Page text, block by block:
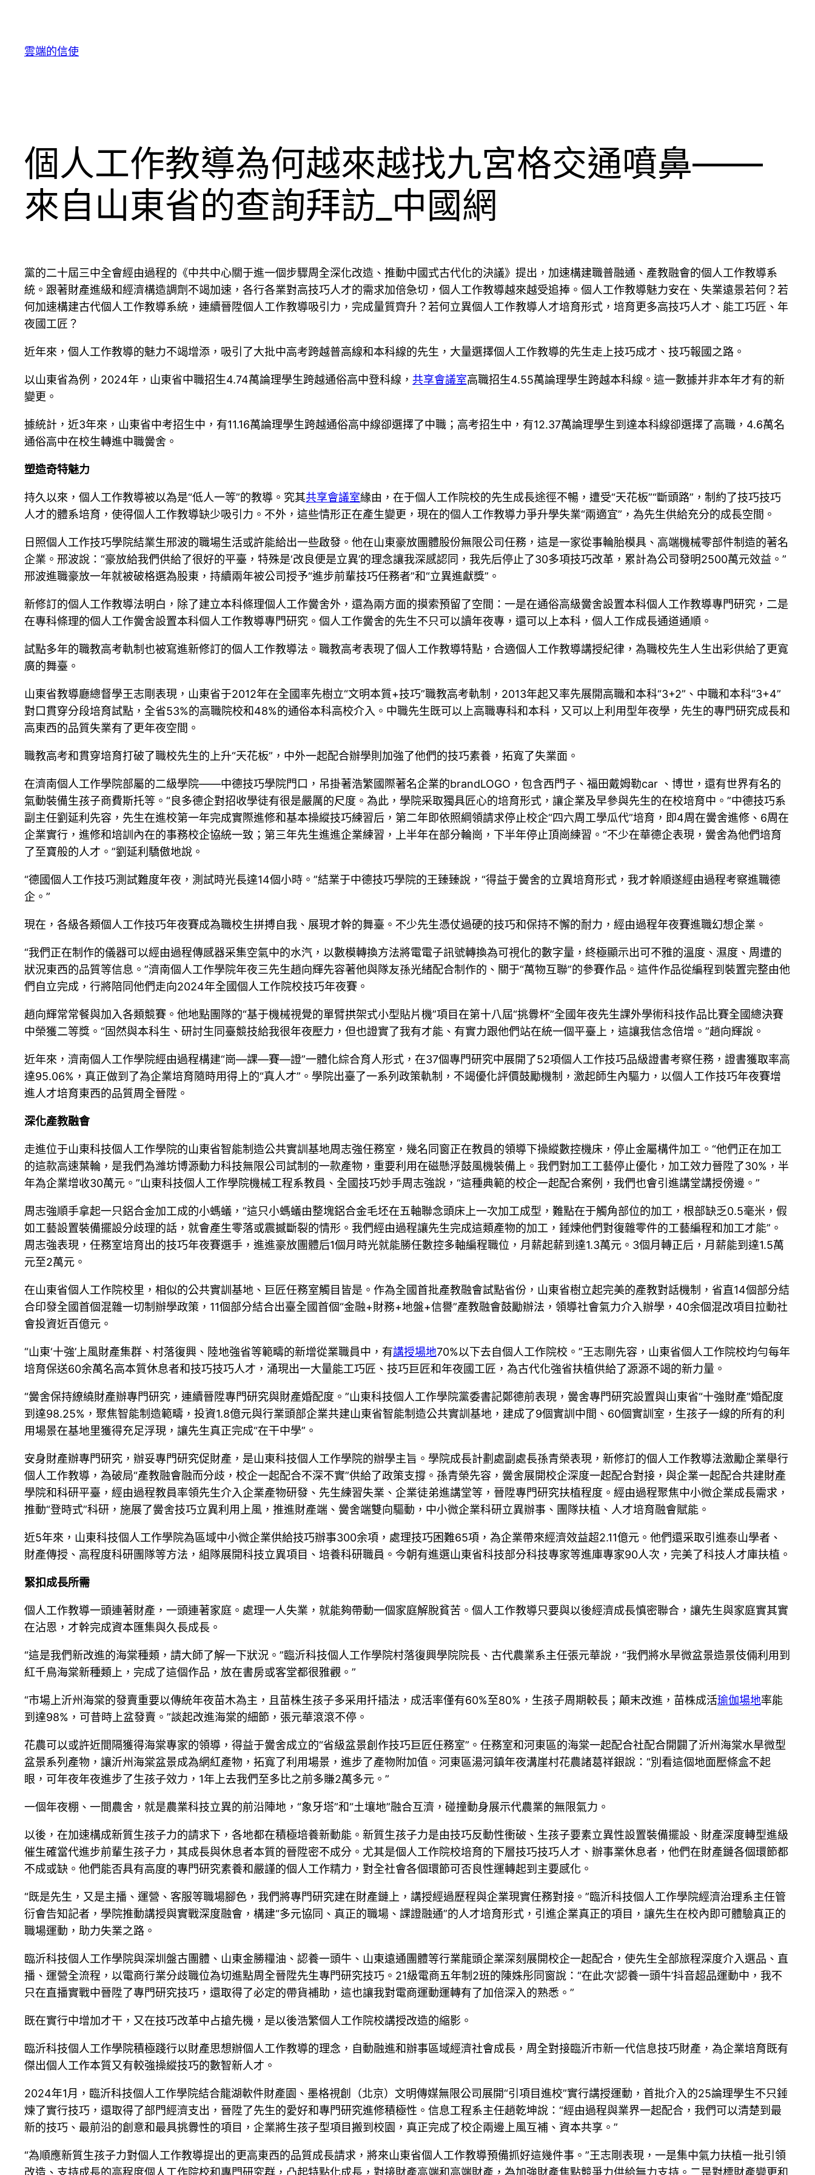
雲端的信使
個人工作教導為何越來越找九宮格交通噴鼻——
來自山東省的查詢拜訪_中國網
黨的二十屆三中全會經由過程的《中共中心關于進一個步驟周全深化改造、推動中國式古代化的決議》提出，加速構建職普融通、產教融會的個人工作教導系
統。跟著財產進級和經濟構造調劑不竭加速，各行各業對高技巧人才的需求加倍急切，個人工作教導越來越受追捧。個人工作教導魅力安在、失業遠景若何？若
何加速構建古代個人工作教導系統，連續晉陞個人工作教導吸引力，完成量質齊升？若何立異個人工作教導人才培育形式，培育更多高技巧人才、能工巧匠、年
夜國工匠？
近年來，個人工作教導的魅力不竭增添，吸引了大批中高考跨越普高線和本科線的先生，大量選擇個人工作教導的先生走上技巧成才、技巧報國之路。
以山東省為例，2024年，山東省中職招生4.74萬論理學生跨越通俗高中登科線， 共享會議室高職招生4.55萬論理學生跨越本科線。這一數據并非本年才有的新
變更。
據統計，近3年來，山東省中考招生中，有11.16萬論理學生跨越通俗高中線卻選擇了中職；高考招生中，有12.37萬論理學生到達本科線卻選擇了高職，4.6萬名
通俗高中在校生轉進中職黌舍。
塑造奇特魅力
持久以來，個人工作教導被以為是“低人一等”的教導。究其共享會議室緣由，在于個人工作院校的先生成長途徑不暢，遭受“天花板”“斷頭路”，制約了技巧技巧
人才的體系培育，使得個人工作教導缺少吸引力。不外，這些情形正在產生變更，現在的個人工作教導力爭升學失業“兩適宜”，為先生供給充分的成長空間。
日照個人工作技巧學院結業生邢波的職場生活或許能給出一些啟發。他在山東豪放團體股份無限公司任務，這是一家從事輪胎模具、高端機械零部件制造的著名
企業。邢波說：“豪放給我們供給了很好的平臺，特殊是‘改良便是立異’的理念讓我深感認同，我先后停止了30多項技巧改革，累計為公司發明2500萬元效益。”
邢波進職豪放一年就被破格選為股東，持續兩年被公司授予“進步前輩技巧任務者”和“立異進獻獎”。
新修訂的個人工作教導法明白，除了建立本科條理個人工作黌舍外，還為兩方面的摸索預留了空間：一是在通俗高級黌舍設置本科個人工作教導專門研究，二是
在專科條理的個人工作黌舍設置本科個人工作教導專門研究。個人工作黌舍的先生不只可以讀年夜專，還可以上本科，個人工作成長通道通順。
試點多年的職教高考軌制也被寫進新修訂的個人工作教導法。職教高考表現了個人工作教導特點，合適個人工作教導講授紀律，為職校先生人生出彩供給了更寬
廣的舞臺。
山東省教導廳總督學王志剛表現，山東省于2012年在全國率先樹立“文明本質+技巧”職教高考軌制，2013年起又率先展開高職和本科“3+2”、中職和本科“3+4”
對口貫穿分段培育試點，全省53%的高職院校和48%的通俗本科高校介入。中職先生既可以上高職專科和本科，又可以上利用型年夜學，先生的專門研究成長和
高東西的品質失業有了更年夜空間。
職教高考和貫穿培育打破了職校先生的上升“天花板”，中外一起配合辦學則加強了他們的技巧素養，拓寬了失業面。
在濟南個人工作學院部屬的二級學院——中德技巧學院門口，吊掛著浩繁國際著名企業的brandLOGO，包含西門子、福田戴姆勒car 、博世，還有世界有名的
氣動裝備生孩子商費斯托等。“良多德企對招收學徒有很是嚴厲的尺度。為此，學院采取獨具匠心的培育形式，讓企業及早參與先生的在校培育中。”中德技巧系
副主任劉延利先容，先生在進校第一年完成實際進修和基本操縱技巧練習后，第二年即依照綱領請求停止校企“四六周工學瓜代”培育，即4周在黌舍進修、6周在
企業實行，進修和培訓內在的事務校企協統一致；第三年先生進進企業練習，上半年在部分輪崗，下半年停止頂崗練習。“不少在華德企表現，黌舍為他們培育
了至寶般的人才。”劉延利驕傲地說。
“德國個人工作技巧測試難度年夜，測試時光長達14個小時。”結業于中德技巧學院的王臻臻說，“得益于黌舍的立異培育形式，我才幹順遂經由過程考察進職德
企。”
現在，各級各類個人工作技巧年夜賽成為職校生拼搏自我、展現才幹的舞臺。不少先生憑仗過硬的技巧和保持不懈的耐力，經由過程年夜賽進職幻想企業。
“我們正在制作的儀器可以經由過程傳感器采集空氣中的水汽，以數模轉換方法將電電子訊號轉換為可視化的數字量，終極顯示出可不雅的溫度、濕度、周遭的
狀況東西的品質等信息。”濟南個人工作學院年夜三先生趙向輝先容著他與隊友孫光緒配合制作的、關于“萬物互聯”的參賽作品。這件作品從編程到裝置完整由他
們自立完成，行將陪同他們走向2024年全國個人工作院校技巧年夜賽。
趙向輝常常餐與加入各類競賽。他地點團隊的“基于機械視覺的單臂拱架式小型貼片機”項目在第十八屆“挑釁杯”全國年夜先生課外學術科技作品比賽全國總決賽
中榮獲二等獎。“固然與本科生、研討生同臺競技給我很年夜壓力，但也證實了我有才能、有實力跟他們站在統一個平臺上，這讓我信念倍增。”趙向輝說。
近年來，濟南個人工作學院經由過程構建“崗—課—賽—證”一體化綜合育人形式，在37個專門研究中展開了52項個人工作技巧品級證書考察任務，證書獲取率高
達95.06%，真正做到了為企業培育隨時用得上的“真人才”。學院出臺了一系列政策軌制，不竭優化評價鼓勵機制，激起師生內驅力，以個人工作技巧年夜賽增
進人才培育東西的品質周全晉陞。
深化產教融會
走進位于山東科技個人工作學院的山東省智能制造公共實訓基地周志強任務室，幾名同窗正在教員的領導下操縱數控機床，停止金屬構件加工。“他們正在加工
的這款高速葉輪，是我們為濰坊博源動力科技無限公司試制的一款產物，重要利用在磁懸浮鼓風機裝備上。我們對加工工藝停止優化，加工效力晉陞了30%，半
年為企業增收30萬元。”山東科技個人工作學院機械工程系教員、全國技巧妙手周志強說，“這種典範的校企一起配合案例，我們也會引進講堂講授傍邊。”
周志強順手拿起一只鋁合金加工成的小螞蟻，“這只小螞蟻由整塊鋁合金毛坯在五軸聯念頭床上一次加工成型，難點在于觸角部位的加工，根部缺乏0.5毫米，假
如工藝設置裝備擺設分歧理的話，就會產生零落或震撼斷裂的情形。我們經由過程讓先生完成這類產物的加工，錘煉他們對復雜零件的工藝編程和加工才能”。
周志強表現，任務室培育出的技巧年夜賽選手，進進豪放團體后1個月時光就能勝任數控多軸編程職位，月薪起薪到達1.3萬元。3個月轉正后，月薪能到達1.5萬
元至2萬元。
在山東省個人工作院校里，相似的公共實訓基地、巨匠任務室觸目皆是。作為全國首批產教融會試點省份，山東省樹立起完美的產教對話機制，省直14個部分結
合印發全國首個混雜一切制辦學政策，11個部分結合出臺全國首個“金融+財務+地盤+信譽”產教融會鼓勵辦法，領導社會氣力介入辦學，40余個混改項目拉動社
會投資近百億元。
“山東‘十強’上風財產集群、村落復興、陸地強省等範疇的新增從業職員中，有講授場地70%以下去自個人工作院校。”王志剛先容，山東省個人工作院校均勻每年
培育保送60余萬名高本質休息者和技巧技巧人才，涌現出一大量能工巧匠、技巧巨匠和年夜國工匠，為古代化強省扶植供給了源源不竭的新力量。
“黌舍保持繚繞財產辦專門研究，連續晉陞專門研究與財產婚配度。”山東科技個人工作學院黨委書記鄭德前表現，黌舍專門研究設置與山東省“十強財產”婚配度
到達98.25%，聚焦智能制造範疇，投資1.8億元與行業頭部企業共建山東省智能制造公共實訓基地，建成了9個實訓中間、60個實訓室，生孩子一線的所有的利
用場景在基地里獲得充足浮現，讓先生真正完成“在干中學”。
安身財產辦專門研究，辦妥專門研究促財產，是山東科技個人工作學院的辦學主旨。學院成長計劃處副處長孫青榮表現，新修訂的個人工作教導法激勵企業舉行
個人工作教導，為破局“產教融會融而分歧，校企一起配合不深不實”供給了政策支撐。孫青榮先容，黌舍展開校企深度一起配合對接，與企業一起配合共建財產
學院和科研平臺，經由過程教員率領先生介入企業產物研發、先生練習失業、企業徒弟進講堂等，晉陞專門研究扶植程度。經由過程聚焦中小微企業成長需求，
推動“登時式”科研，施展了黌舍技巧立異利用上風，推進財產端、黌舍端雙向驅動，中小微企業科研立異辦事、團隊扶植、人才培育融會賦能。
近5年來，山東科技個人工作學院為區域中小微企業供給技巧辦事300余項，處理技巧困難65項，為企業帶來經濟效益超2.11億元。他們還采取引進泰山學者、
財產傳授、高程度科研團隊等方法，組隊展開科技立異項目、培養科研職員。今朝有進選山東省科技部分科技專家等進庫專家90人次，完美了科技人才庫扶植。
緊扣成長所需
個人工作教導一頭連著財產，一頭連著家庭。處理一人失業，就能夠帶動一個家庭解脫貧苦。個人工作教導只要與以後經濟成長慎密聯合，讓先生與家庭實其實
在沾恩，才幹完成資本匯集與久長成長。
“這是我們新改進的海棠種類，請大師了解一下狀況。”臨沂科技個人工作學院村落復興學院院長、古代農業系主任張元華說，“我們將水旱微盆景造景伎倆利用到
紅千鳥海棠新種類上，完成了這個作品，放在書房或客堂都很雅觀。”
“市場上沂州海棠的發賣重要以傳統年夜苗木為主，且苗株生孩子多采用扦插法，成活率僅有60%至80%，生孩子周期較長；顛末改進，苗株成活瑜伽場地率能
到達98%，可昔時上盆發賣。”談起改進海棠的細節，張元華滾滾不停。
花農可以或許近間隔獲得海棠專家的領導，得益于黌舍成立的“省級盆景創作技巧巨匠任務室”。任務室和河東區的海棠一起配合社配合開闢了沂州海棠水旱微型
盆景系列產物，讓沂州海棠盆景成為網紅產物，拓寬了利用場景，進步了產物附加值。河東區湯河鎮年夜溝崖村花農諸葛祥銀說：“別看這個地面壓條盒不起
眼，可年夜年夜進步了生孩子效力，1年上去我們至多比之前多賺2萬多元。”
一個年夜棚、一間農舍，就是農業科技立異的前沿陣地，“象牙塔”和“土壤地”融合互濟，碰撞動身展示代農業的無限氣力。
以後，在加速構成新質生孩子力的請求下，各地都在積極培養新動能。新質生孩子力是由技巧反動性衝破、生孩子要素立異性設置裝備擺設、財產深度轉型進級
催生確當代進步前輩生孩子力，其成長與休息者本質的晉陞密不成分。尤其是個人工作院校培育的下層技巧技巧人才、辦事業休息者，他們在財產鏈各個環節都
不成或缺。他們能否具有高度的專門研究素養和嚴謹的個人工作精力，對全社會各個環節可否良性運轉起到主要感化。
“既是先生，又是主播、運營、客服等職場腳色，我們將專門研究建在財產鏈上，講授經過歷程與企業現實任務對接。”臨沂科技個人工作學院經濟治理系主任管
衍會告知記者，學院推動講授與實戰深度融會，構建“多元協同、真正的職場、課證融通”的人才培育形式，引進企業真正的項目，讓先生在校內即可體驗真正的
職場運動，助力失業之路。
臨沂科技個人工作學院與深圳盤古團體、山東金勝糧油、認養一頭牛、山東遠通團體等行業龍頭企業深刻展開校企一起配合，使先生全部旅程深度介入選品、直
播、運營全流程，以電商行業分歧職位為切進點周全晉陞先生專門研究技巧。21級電商五年制2班的陳姝彤同窗說：“在此次‘認養一頭牛’抖音超品運動中，我不
只在直播實戰中晉陞了專門研究技巧，還取得了必定的帶貨補助，這也讓我對電商運動運轉有了加倍深入的熟悉。”
既在實行中增加才干，又在技巧改革中占搶先機，是以後浩繁個人工作院校講授改造的縮影。
臨沂科技個人工作學院積極踐行以財產思想辦個人工作教導的理念，自動融進和辦事區域經濟社會成長，周全對接臨沂市新一代信息技巧財產，為企業培育既有
傑出個人工作本質又有較強操縱技巧的數智新人才。
2024年1月，臨沂科技個人工作學院結合龍湖軟件財產園、墨格視創（北京）文明傳媒無限公司展開“引項目進校”實行講授運動，首批介入的25論理學生不只錘
煉了實行技巧，還取得了部門經濟支出，晉陞了先生的愛好和專門研究進修積極性。信息工程系主任趙乾坤說：“經由過程與業界一起配合，我們可以清楚到最
新的技巧、最前沿的創意和最具挑釁性的項目，企業將生孩子型項目搬到校園，真正完成了校企兩邊上風互補、資本共享。”
“為順應新質生孩子力對個人工作教導提出的更高東西的品質成長請求，將來山東省個人工作教導預備抓好這幾件事。”王志剛表現，一是集中氣力扶植一批引領
改造、支持成長的高程度個人工作院校和專門研究群，凸起特點化成長，對接財產高端和高端財產，為加強財產焦點競爭力供給無力支持。二是對標財產變更和